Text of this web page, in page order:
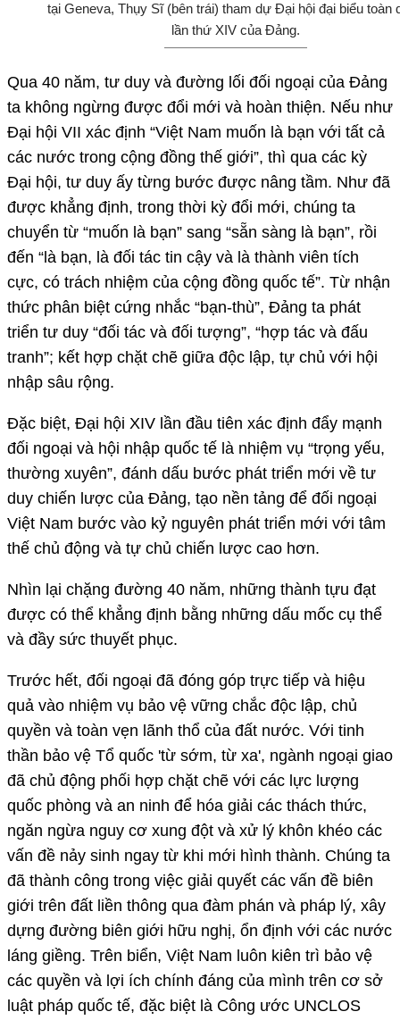
tại Geneva, Thụy Sĩ (bên trái) tham dự Đại hội đại biểu toàn
lần thứ XIV của Đảng.
Qua 40 năm, tư duy và đường lối đối ngoại của Đảng
ta không ngừng được đổi mới và hoàn thiện. Nếu như
Đại hội VII xác định “Việt Nam muốn là bạn với tất cả
các nước trong cộng đồng thế giới”, thì qua các kỳ
Đại hội, tư duy ấy từng bước được nâng tầm. Như đã
được khẳng định, trong thời kỳ đổi mới, chúng ta
chuyển từ “muốn là bạn” sang “sẵn sàng là bạn”, rồi
đến “là bạn, là đối tác tin cậy và là thành viên tích
cực, có trách nhiệm của cộng đồng quốc tế”. Từ nhận
thức phân biệt cứng nhắc “bạn-thù”, Đảng ta phát
triển tư duy “đối tác và đối tượng”, “hợp tác và đấu
tranh”; kết hợp chặt chẽ giữa độc lập, tự chủ với hội
nhập sâu rộng.
Đặc biệt, Đại hội XIV lần đầu tiên xác định đẩy mạnh
đối ngoại và hội nhập quốc tế là nhiệm vụ “trọng yếu,
thường xuyên”, đánh dấu bước phát triển mới về tư
duy chiến lược của Đảng, tạo nền tảng để đối ngoại
Việt Nam bước vào kỷ nguyên phát triển mới với tâm
thế chủ động và tự chủ chiến lược cao hơn.
Nhìn lại chặng đường 40 năm, những thành tựu đạt
được có thể khẳng định bằng những dấu mốc cụ thể
và đầy sức thuyết phục.
Trước hết, đối ngoại đã đóng góp trực tiếp và hiệu
quả vào nhiệm vụ bảo vệ vững chắc độc lập, chủ
quyền và toàn vẹn lãnh thổ của đất nước. Với tinh
thần bảo vệ Tổ quốc 'từ sớm, từ xa', ngành ngoại giao
đã chủ động phối hợp chặt chẽ với các lực lượng
quốc phòng và an ninh để hóa giải các thách thức,
ngăn ngừa nguy cơ xung đột và xử lý khôn khéo các
vấn đề nảy sinh ngay từ khi mới hình thành. Chúng ta
đã thành công trong việc giải quyết các vấn đề biên
giới trên đất liền thông qua đàm phán và pháp lý, xây
dựng đường biên giới hữu nghị, ổn định với các nước
láng giềng. Trên biển, Việt Nam luôn kiên trì bảo vệ
các quyền và lợi ích chính đáng của mình trên cơ sở
luật pháp quốc tế, đặc biệt là Công ước UNCLOS